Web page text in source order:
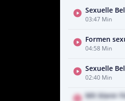
Sexuelle
03:47 Min
Formen
04:58 Min
Sexuelle
02:40 Min
Mit klarer